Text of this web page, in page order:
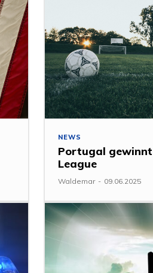
NEWS
Portugal
League
Waldemar - 09.06.2025